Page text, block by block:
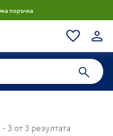
поръчка
- 3 от 3 резултата